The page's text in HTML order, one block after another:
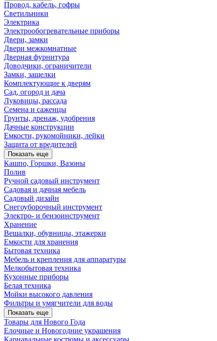
Провод, кабель, гофры
Светильники
Электрика
Электрообогревательные приборы
Двери, замки
Двери межкомнатные
Дверная фурнитура
Доводчики, ограничители
Замки, защелки
Комплектующие к дверям
Сад, огород и дача
Луковицы, рассада
Семена и саженцы
Грунты, дренаж, удобрения
Дачные конструкции
Емкости, рукомойники, лейки
Защита от вредителей
Показать еще
Кашпо, Горшки, Вазоны
Полив
Ручной садовый инструмент
Садовая и дачная мебель
Садовый дизайн
Снегоуборочный инструмент
Электро- и бензоинструмент
Хранение
Вешалки, обувницы, этажерки
Емкости для хранения
Бытовая техника
Мебель и крепления для аппаратуры
Мелкобытовая техника
Кухонные приборы
Белая техника
Мойки высокого давления
Фильтры и умягчители для воды
Показать еще
Товары для Нового Года
Елочные и Новогодние украшения
Карнавальные костюмы и аксессуары